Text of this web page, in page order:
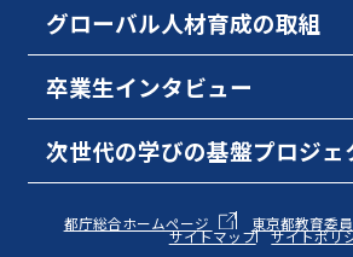
グローバル人材育成の取組
卒業生インタビュー
次世代の学びの基盤プロジェ
都庁総合ホームページ 東京都教育委
サイトマップ サイトポリ